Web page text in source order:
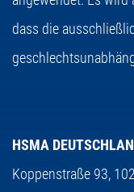
dass die
HSMA
Koppenstraße 93,